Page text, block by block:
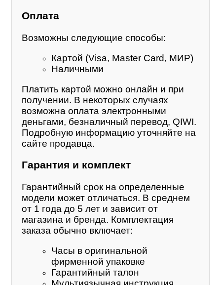
Оплата
Возможны следующие способы:
Картой (Visa, Master Card, МИР)
Наличными
Платить картой можно онлайн и при
получении. В некоторых случаях
возможна оплата электронными
деньгами, безналичный перевод, QIWI.
Подробную информацию уточняйте на
сайте продавца.
Гарантия и комплект
Гарантийный срок на определенные
модели может отличаться. В среднем
от 1 года до 5 лет и зависит от
магазина и бренда. Комплектация
заказа обычно включает:
Часы в оригинальной
фирменной упаковке
Гарантийный талон